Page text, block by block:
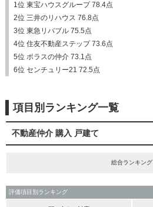
1位 東宝ハウスグループ 78.4点
2位 三井のリハウス 76.8点
3位 東急リバブル 75.5点
4位 住友不動産ステップ 73.6点
5位 ポラスの仲介 73.1点
6位 センチュリー21 72.5点
項目別ランキング一覧
不動産仲介 購入 戸建て
総合ランキング
評価項目別ランキング